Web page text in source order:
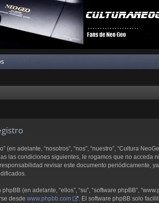
(en adelante, “nosotros”, “nos”, “nuestro”, “Cultura
las condiciones siguientes, le rogamos que no acceda
revisar este documento periódicamente,
(en adelante, “ellos”, “su”, “software phpBB”,
desde www.phpbb.com
. El software phpBB solo